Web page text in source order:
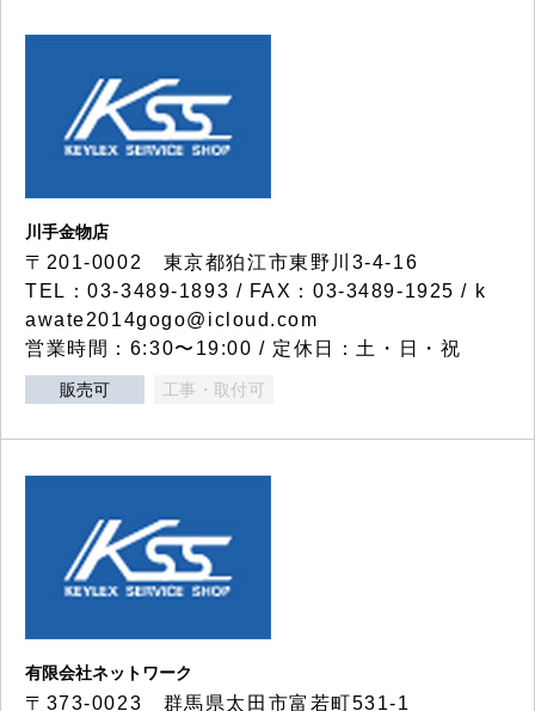
川手金物店
〒201-0002 東京都狛江市東野川3-4-16
TEL：03-3489-1893 / FAX：03-3489-1925 / k
awate2014gogo@icloud.com
営業時間：6:30〜19:00 / 定休日：土・日・祝
販売可 工事・取付可
有限会社ネットワーク
〒373-0023 群馬県太田市富若町531-1